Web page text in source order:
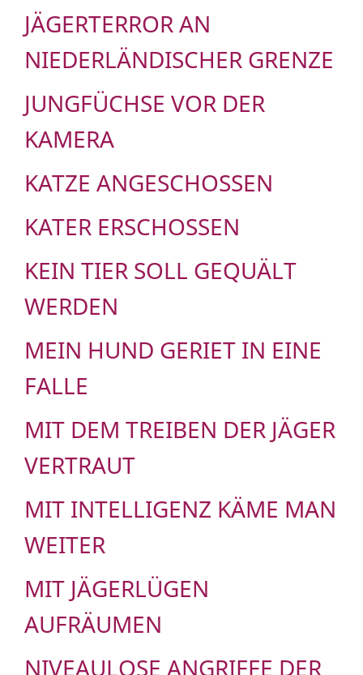
JÄGERTERROR AN
NIEDERLÄNDISCHER GRENZE
JUNGFÜCHSE VOR DER
KAMERA
KATZE ANGESCHOSSEN
KATER ERSCHOSSEN
KEIN TIER SOLL GEQUÄLT
WERDEN
MEIN HUND GERIET IN EINE
FALLE
MIT DEM TREIBEN DER JÄGER
VERTRAUT
MIT INTELLIGENZ KÄME MAN
WEITER
MIT JÄGERLÜGEN
AUFRÄUMEN
NIVEAULOSE ANGRIFFE DER